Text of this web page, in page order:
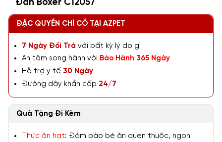
Đàn Boxer C12057
ĐẶC QUYỀN CHỈ CÓ TẠI AZPET
7 Ngày Đổi Trả với bất kỳ lý do gì
An tâm song hành với Bảo Hành 365 Ngày
Hỗ trợ y tế 30 Ngày
Đường dây khẩn cấp 24/7
Quà Tặng Đi Kèm
Thức ăn hạt: Đảm bảo bé ăn quen thuộc, ngon